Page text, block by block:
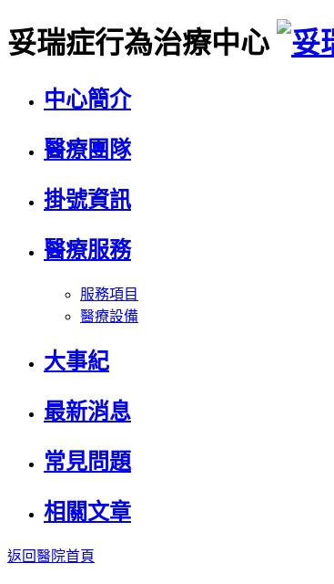
妥瑞症行為治療中心
中心簡介
醫療團隊
掛號資訊
醫療服務
服務項目
醫療設備
大事紀
最新消息
常見問題
相關文章
返回醫院首頁